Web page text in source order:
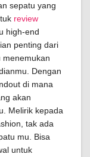
sepatu yang
review
high-end
penting dari
menemukan
Dengan
di mana
akan
Melirik kepada
tak ada
mu. Bisa
untuk